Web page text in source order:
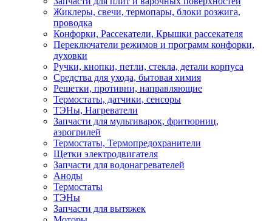
Жиклеры, свечи, термопары, блоки розжига,
проводка
Конфорки, Рассекатели, Крышки рассекателя
Переключатели режимов и программ конфорки,
духовки
Ручки, кнопки, петли, стекла, детали корпуса
Средства для ухода, бытовая химия
Решетки, противни, направляющие
Термостаты, датчики, сенсоры
ТЭНы, Нагреватели
Запчасти для мультиварок, фритюрниц,
аэрогрилей
Термостаты, Термопредохранители
Щетки электродвигателя
Запчасти для водонагревателей
Аноды
Термостаты
ТЭНы
Запчасти для вытяжек